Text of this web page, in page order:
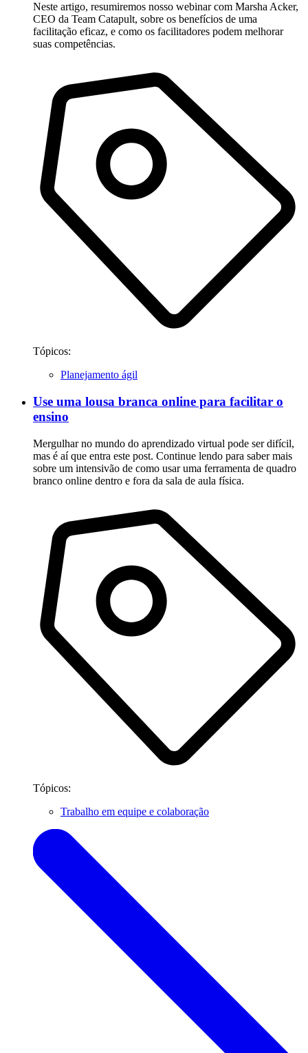
Neste artigo, resumiremos nosso webinar com Marsha Acker,
CEO da Team Catapult, sobre os benefícios de uma
facilitação eficaz, e como os facilitadores podem melhorar
suas competências.
Tópicos:
Planejamento ágil
Use uma lousa branca online para facilitar o
ensino
Mergulhar no mundo do aprendizado virtual pode ser difícil,
mas é aí que entra este post. Continue lendo para saber mais
sobre um intensivão de como usar uma ferramenta de quadro
branco online dentro e fora da sala de aula física.
Tópicos:
Trabalho em equipe e colaboração